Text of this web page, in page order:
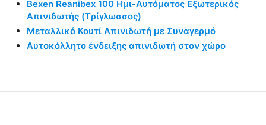
Bexen Reanibex 100 Ημι-Αυτόματος Εξωτερικός
Απινιδωτής (Tρίγλωσσος)
Μεταλλικό Κουτί Απινιδωτή με Συναγερμό
Αυτοκόλλητο ένδειξης απινιδωτή στον χώρο